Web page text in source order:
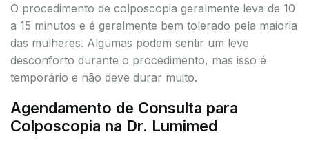
O procedimento de colposcopia geralmente leva de 10
a 15 minutos e é geralmente bem tolerado pela maioria
das mulheres. Algumas podem sentir um leve
desconforto durante o procedimento, mas isso é
temporário e não deve durar muito.
Agendamento de Consulta para
Colposcopia na Dr. Lumimed